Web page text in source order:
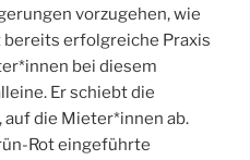
vorzugehen, wie
erfolgreiche Praxis
bei diesem
Er schiebt die
die Mieter*innen ab.
Rot eingeführte